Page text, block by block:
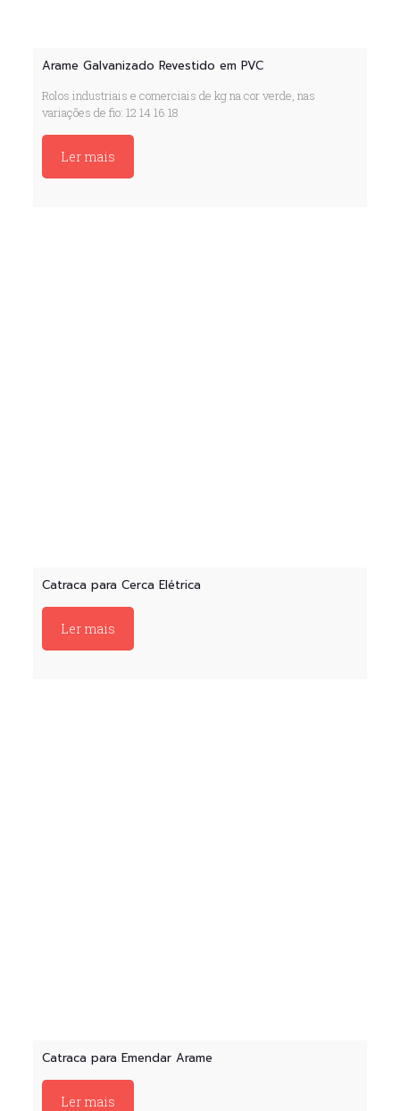
Arame Galvanizado Revestido em PVC
Rolos industriais e comerciais de kg na cor verde, nas
variações de fio: 12 14 16 18
Ler mais
Catraca para Cerca Elétrica
Ler mais
Catraca para Emendar Arame
Ler mais